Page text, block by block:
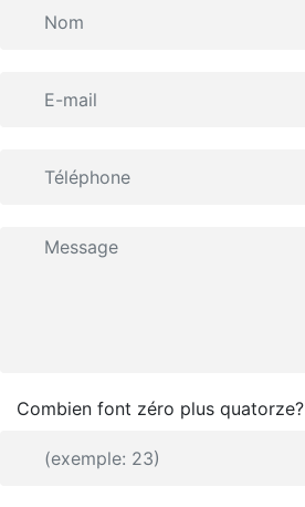
Combien font zéro plus quatorze?